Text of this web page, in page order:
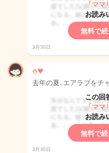
「ママ
お読み
無料で
3月30日
⛄️🧡
去年の夏､エアラブをチ
この回
「ママ
お読み
無料で
3月30日